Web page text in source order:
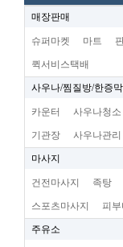
매장판매
슈퍼마켓 마트
퀵서비스택배
사우나/찜질방/한증막
카운터 사우나청소
기관장 사우나관리
마사지
건전마사지 족탕
스포츠마사지 피부
주유소